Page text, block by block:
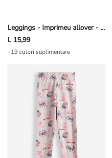
Leggings - Imprimeu allover - Roz deschis
L 15,99
+19 culori suplimentare